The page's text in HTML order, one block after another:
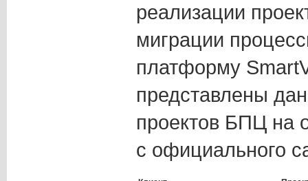
реализации
миграции
платформу
представлены
проектов БПЦ на
с официального